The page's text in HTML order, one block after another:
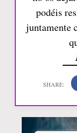
podéis
juntamente